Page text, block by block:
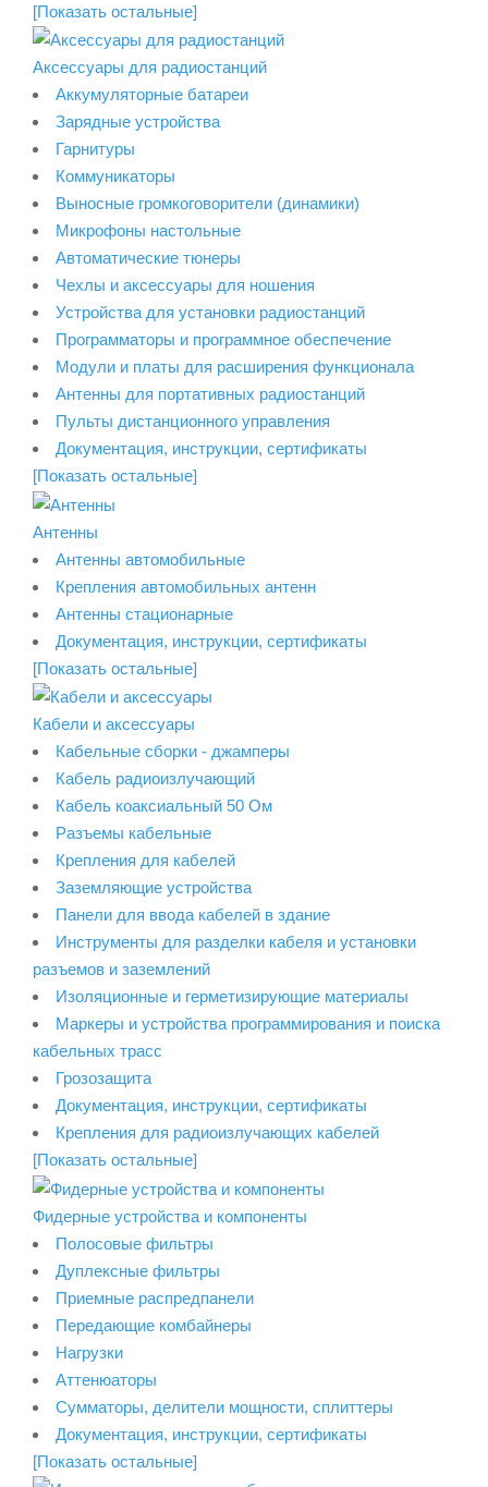
[Показать остальные]
Аксессуары для радиостанций
Аккумуляторные батареи
Зарядные устройства
Гарнитуры
Коммуникаторы
Выносные громкоговорители (динамики)
Микрофоны настольные
Автоматические тюнеры
Чехлы и аксессуары для ношения
Устройства для установки радиостанций
Программаторы и программное обеспечение
Модули и платы для расширения функционала
Антенны для портативных радиостанций
Пульты дистанционного управления
Документация, инструкции, сертификаты
[Показать остальные]
Антенны
Антенны автомобильные
Крепления автомобильных антенн
Антенны стационарные
Документация, инструкции, сертификаты
[Показать остальные]
Кабели и аксессуары
Кабельные сборки - джамперы
Кабель радиоизлучающий
Кабель коаксиальный 50 Ом
Разъемы кабельные
Крепления для кабелей
Заземляющие устройства
Панели для ввода кабелей в здание
Инструменты для разделки кабеля и установки
разъемов и заземлений
Изоляционные и герметизирующие материалы
Маркеры и устройства программирования и поиска
кабельных трасс
Грозозащита
Документация, инструкции, сертификаты
Крепления для радиоизлучающих кабелей
[Показать остальные]
Фидерные устройства и компоненты
Полосовые фильтры
Дуплексные фильтры
Приемные распредпанели
Передающие комбайнеры
Нагрузки
Аттенюаторы
Сумматоры, делители мощности, сплиттеры
Документация, инструкции, сертификаты
[Показать остальные]